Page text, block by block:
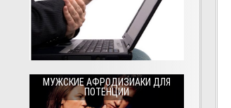
МУЖСКИЕ АФРОДИЗИАКИ ДЛЯ
ПОТЕНЦИИ